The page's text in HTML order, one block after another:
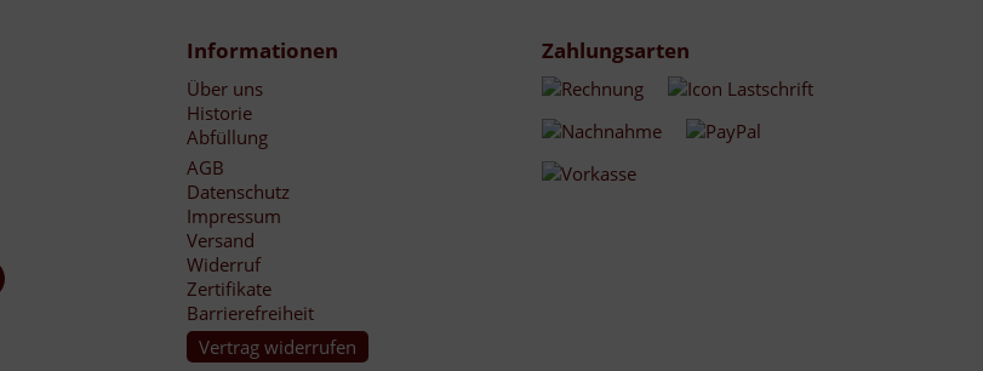
Informationen
Über uns
Historie
Abfüllung
AGB
Datenschutz
Impressum
Versand
Widerruf
Zertifikate
Barrierefreiheit
Vertrag widerrufen
Zahlungsarten